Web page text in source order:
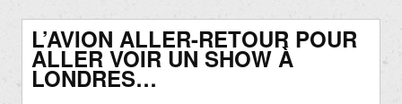
L’AVION ALLER-RETOUR POUR
ALLER VOIR UN SHOW À
LONDRES…